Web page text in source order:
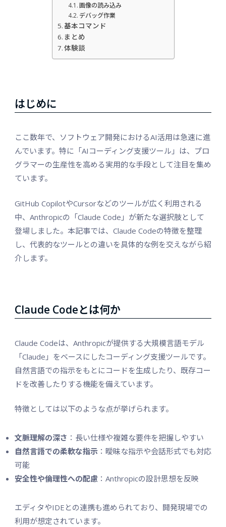
画像の読み込み
デバッグ作業
基本コマンド
まとめ
体験談
はじめに
ここ数年で、ソフトウェア開発におけるAI活用は急速に進
んでいます。特に「AIコーディング支援ツール」は、プロ
グラマーの生産性を高める実用的な手段として注目を集め
ています。
GitHub CopilotやCursorなどのツールが広く利用される
中、Anthropicの「Claude Code」が新たな選択肢として
登場しました。本記事では、Claude Codeの特徴を整理
し、代表的なツールとの違いを具体的な例を交えながら紹
介します。
Claude Codeとは何か
Claude Codeは、Anthropicが提供する大規模言語モデル
「Claude」をベースにしたコーディング支援ツールです。
自然言語での指示をもとにコードを生成したり、既存コー
ドを改善したりする機能を備えています。
特徴としては以下のような点が挙げられます。
文脈理解の深さ ：長い仕様や複雑な要件を把握しやすい
自然言語での柔軟な指示：曖昧な指示や会話形式でも対応
可能
安全性や倫理性への配慮 ：Anthropicの設計思想を反映
エディタやIDEとの連携も進められており、開発現場での
利用が想定されています。